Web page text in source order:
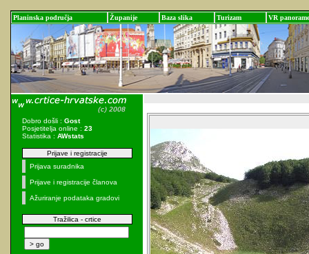
Planinska područja Županije Baza slika Turizam VR panorame
Dobro došli : Gost
Posjetitelja online : 23
Statistika : AWstats
Prijave i registracije
Prijava suradnika
Prijave i registracije članova
Ažuriranje podataka gradovi
Tražilica - crtice